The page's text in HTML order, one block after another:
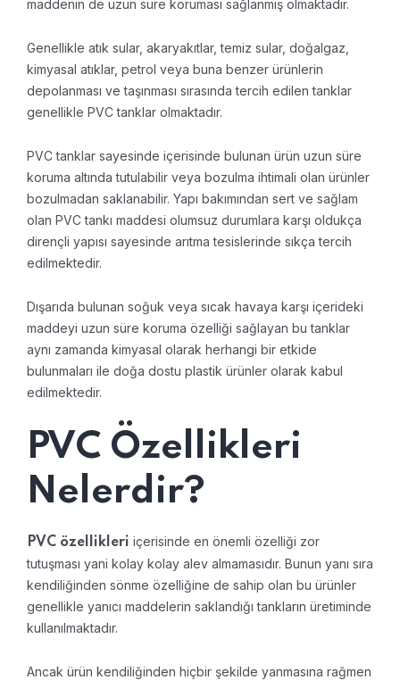
maddenin de uzun süre koruması sağlanmış olmaktadır.
Genellikle atık sular, akaryakıtlar, temiz sular, doğalgaz,
kimyasal atıklar, petrol veya buna benzer ürünlerin
depolanması ve taşınması sırasında tercih edilen tanklar
genellikle PVC tanklar olmaktadır.
PVC tanklar sayesinde içerisinde bulunan ürün uzun süre
koruma altında tutulabilir veya bozulma ihtimali olan ürünler
bozulmadan saklanabilir. Yapı bakımından sert ve sağlam
olan PVC tankı maddesi olumsuz durumlara karşı oldukça
dirençli yapısı sayesinde arıtma tesislerinde sıkça tercih
edilmektedir.
Dışarıda bulunan soğuk veya sıcak havaya karşı içerideki
maddeyi uzun süre koruma özelliği sağlayan bu tanklar
aynı zamanda kimyasal olarak herhangi bir etkide
bulunmaları ile doğa dostu plastik ürünler olarak kabul
edilmektedir.
PVC Özellikleri
Nelerdir?
PVC özellikleri içerisinde en önemli özelliği zor
tutuşması yani kolay kolay alev almamasıdır. Bunun yanı sıra
kendiliğinden sönme özelliğine de sahip olan bu ürünler
genellikle yanıcı maddelerin saklandığı tankların üretiminde
kullanılmaktadır.
Ancak ürün kendiliğinden hiçbir şekilde yanmasına rağmen